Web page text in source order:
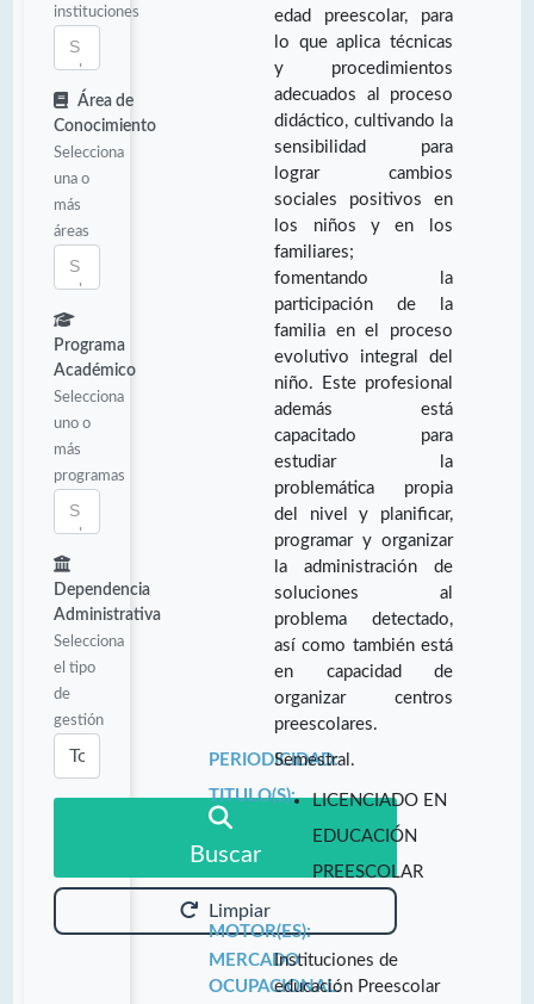
instituciones
Área de
Conocimiento
Selecciona
una o
más
áreas
Programa
Académico
Selecciona
uno o
más
programas
Dependencia
Administrativa
Selecciona
el tipo
de
gestión
Buscar
Limpiar
edad preescolar, para
lo que aplica técnicas
y procedimientos
adecuados al proceso
didáctico, cultivando la
sensibilidad para
lograr cambios
sociales positivos en
los niños y en los
familiares;
fomentando la
participación de la
familia en el proceso
evolutivo integral del
niño. Este profesional
además está
capacitado para
estudiar la
problemática propia
del nivel y planificar,
programar y organizar
la administración de
soluciones al
problema detectado,
así como también está
en capacidad de
organizar centros
preescolares.
PERIODICIDAD:
Semestral.
TITULO(S):
LICENCIADO EN
EDUCACIÓN
PREESCOLAR
MOTOR(ES):
MERCADO
OCUPACIONAL:
Instituciones de
educación Preescolar